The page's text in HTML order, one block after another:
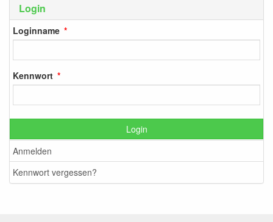
Login
Loginname
Kennwort
Login
Anmelden
Kennwort vergessen?